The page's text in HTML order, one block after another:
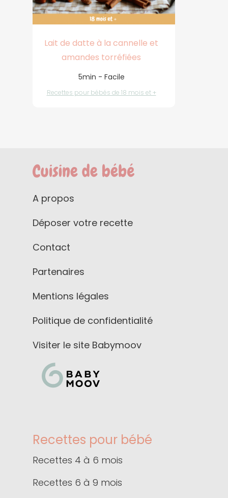
Lait de datte à la cannelle et
amandes torréfiées
5min - Facile
Recettes pour bébés de 18 mois et +
A propos
Déposer votre recette
Contact
Partenaires
Mentions légales
Politique de confidentialité
Visiter le site Babymoov
Recettes pour bébé
Recettes 4 à 6 mois
Recettes 6 à 9 mois